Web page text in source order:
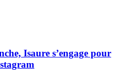
Isaure s’engage pour